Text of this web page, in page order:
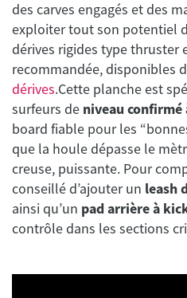
des carves engagés et des
exploiter tout son potentiel
dérives rigides type thruster
recommandée, disponibles
dérives.Cette planche est
surfeurs de niveau confirmé
board fiable pour les
que la houle dépasse le
creuse, puissante. Pour
conseillé d’ajouter un leash
ainsi qu’un pad arrière à
contrôle dans les sections